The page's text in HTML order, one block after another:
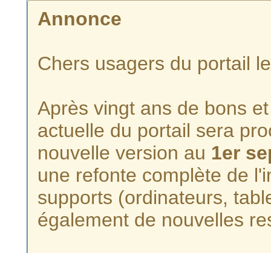
Annonce
Chers usagers du portail
Après vingt ans de bons
actuelle du portail sera
nouvelle version au 1er
une refonte complète de
supports (ordinateurs,
également de nouvelles